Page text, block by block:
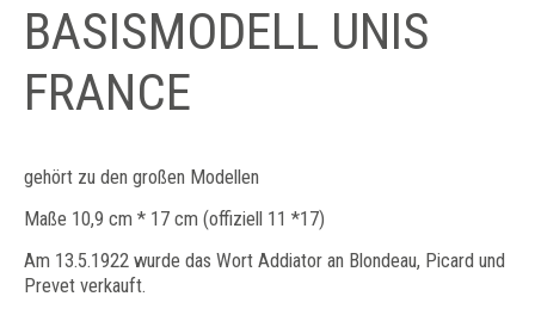
BASISMODELL UNIS
FRANCE
gehört zu den großen Modellen
Maße 10,9 cm * 17 cm (offiziell 11 *17)
Am 13.5.1922 wurde das Wort Addiator an Blondeau, Picard und
Prevet verkauft.